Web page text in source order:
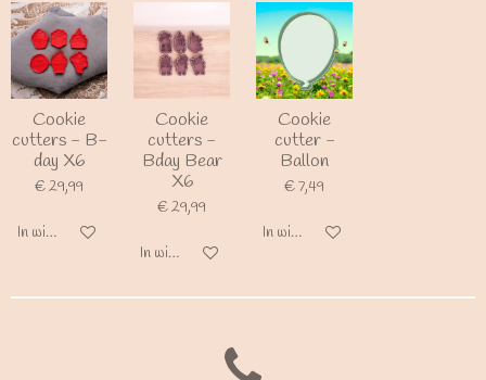
Cookie
cutters - B-
day X6
€ 29,99
In winkelwagen
Cookie
cutters -
Bday Bear
X6
€ 29,99
In winkelwagen
Cookie
cutter -
Ballon
€ 7,49
In winkelwagen